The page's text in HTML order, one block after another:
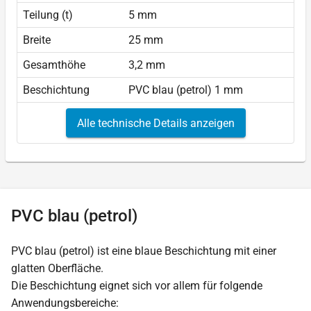
Teilung (t)
5 mm
Breite
25 mm
Gesamthöhe
3,2 mm
Beschichtung
PVC blau (petrol) 1 mm
Alle technische Details anzeigen
PVC blau (petrol)
PVC blau (petrol) ist eine blaue Beschichtung mit einer
glatten Oberfläche.
Die Beschichtung eignet sich vor allem für folgende
Anwendungsbereiche: